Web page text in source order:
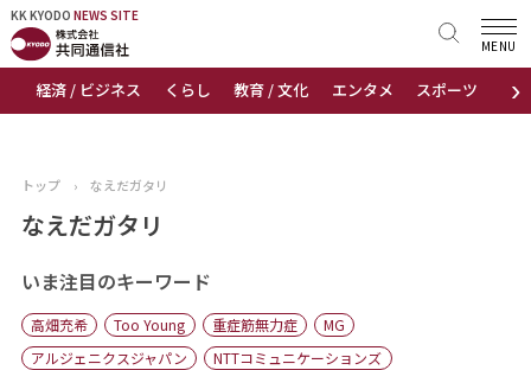
KK KYODO NEWS SITE
›
経済 / ビジネス くらし 教育 / 文化 エンタメ スポーツ 地域
MENU
KK KYODONEWS SITE
トップページ
ニュース
おすすめコンテンツ
出版物
トップ › なえだガタリ
なえだガタリ
いま注目のキーワード
高畑充希 Too Young 重症筋無力症
MG
アルジェニクスジャパン
NTTコミュニケーションズ